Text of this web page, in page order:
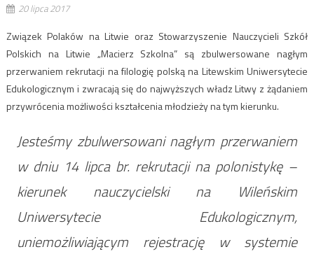
20 lipca 2017
Związek Polaków na Litwie oraz Stowarzyszenie Nauczycieli Szkół
Polskich na Litwie „Macierz Szkolna” są zbulwersowane nagłym
przerwaniem rekrutacji na filologię polską na Litewskim Uniwersytecie
Edukologicznym i zwracają się do najwyższych władz Litwy z żądaniem
przywrócenia możliwości kształcenia młodzieży na tym kierunku.
Jesteśmy zbulwersowani nagłym przerwaniem
w dniu 14 lipca br. rekrutacji na polonistykę –
kierunek nauczycielski na Wileńskim
Uniwersytecie Edukologicznym,
uniemożliwiającym rejestrację w systemie